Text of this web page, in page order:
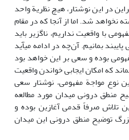
در این نوشتار، هیچ نظریة واحد
نخواهد شد. اما از آنجا که در مقام
با واقعیت نداریم، ناگزیر باید
بمانیم. آن‌چه در ادامه می­آید
بوده و سعی بر این خواهد بود
که امکان ایجابی خواندن واقعیت
مواجة مفهومی، نوشتار سعی
منطق درونی میدان مورد مطالعه
تلاش صرفاً قدمی آغازین بوده و
توضیح منطق درونی این میدان